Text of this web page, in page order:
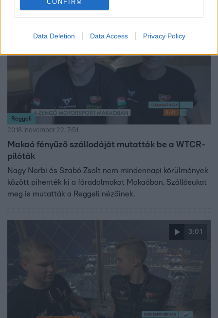
CONFIRM
Data Deletion Data Access Privacy Policy
több mint egymilliárd forintos offshore számlával is
felfüggesztették.
Reggeli
2018. november 22. 7:51
Makaó fényűző szállodáját mutatták be a WTCR-
pilóták
Nagy Norbi és Szabó Zsolt nem mindennapi körülmények
között pihenték ki a fáradalmakat Makaóban. Szállásukat
meg is mutatták a Reggeli nézőinek.
3:01